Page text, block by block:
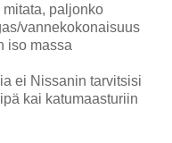
paljonko
vannekokonaisuus
iso massa
ei Nissanin tarvitsisi
kai katumaasturiin